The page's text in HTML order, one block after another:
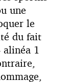
une
le
du fait
alinéa 1